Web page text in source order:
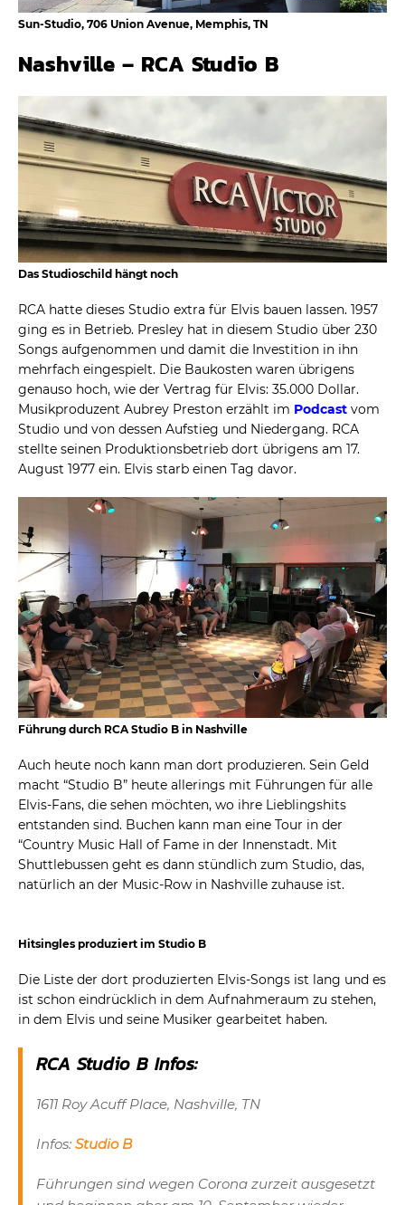
Sun-Studio, 706 Union Avenue, Memphis, TN
Nashville – RCA Studio B
Das Studioschild hängt noch
RCA hatte dieses Studio extra für Elvis bauen lassen. 1957
ging es in Betrieb. Presley hat in diesem Studio über 230
Songs aufgenommen und damit die Investition in ihn
mehrfach eingespielt. Die Baukosten waren übrigens
genauso hoch, wie der Vertrag für Elvis: 35.000 Dollar.
Musikproduzent Aubrey Preston erzählt im Podcast vom
Studio und von dessen Aufstieg und Niedergang. RCA
stellte seinen Produktionsbetrieb dort übrigens am 17.
August 1977 ein. Elvis starb einen Tag davor.
Führung durch RCA Studio B in Nashville
Auch heute noch kann man dort produzieren. Sein Geld
macht “Studio B” heute allerings mit Führungen für alle
Elvis-Fans, die sehen möchten, wo ihre Lieblingshits
entstanden sind. Buchen kann man eine Tour in der
“Country Music Hall of Fame in der Innenstadt. Mit
Shuttlebussen geht es dann stündlich zum Studio, das,
natürlich an der Music-Row in Nashville zuhause ist.
Hitsingles produziert im Studio B
Die Liste der dort produzierten Elvis-Songs ist lang und es
ist schon eindrücklich in dem Aufnahmeraum zu stehen,
in dem Elvis und seine Musiker gearbeitet haben.
RCA Studio B Infos:
1611 Roy Acuff Place, Nashville, TN
Infos: Studio B
Führungen sind wegen Corona zurzeit ausgesetzt